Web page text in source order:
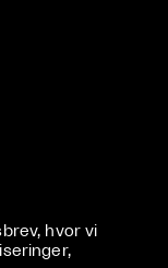
hvor vi